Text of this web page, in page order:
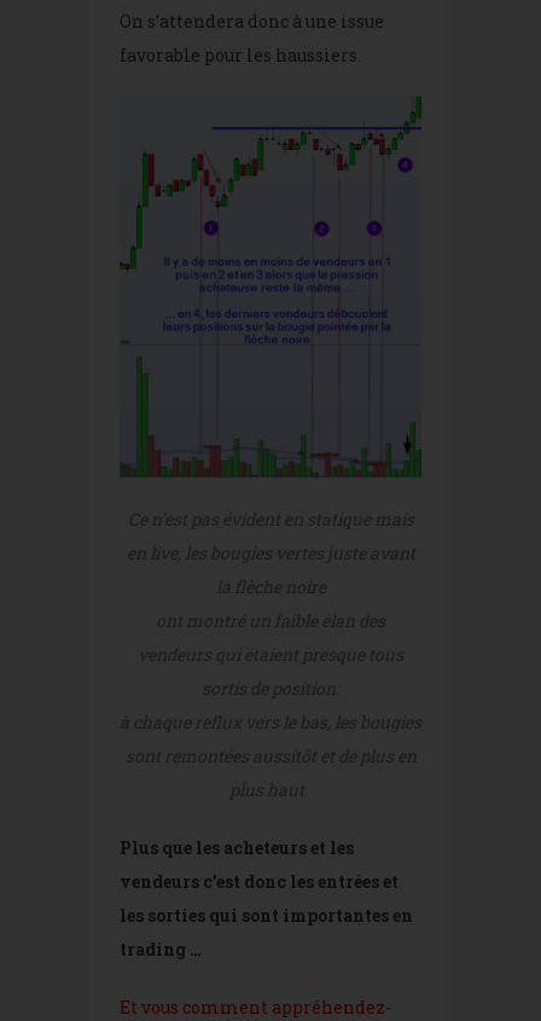
On s’attendera donc à une issue
favorable pour les haussiers.
Ce n’est pas évident en statique mais
en live, les bougies vertes juste avant
la flèche noire
ont montré un faible élan des
vendeurs qui étaient presque tous
sortis de position:
à chaque reflux vers le bas, les bougies
sont remontées aussitôt et de plus en
plus haut.
Plus que les acheteurs et les
vendeurs c’est donc les entrées et
les sorties qui sont importantes en
trading …
Et vous comment appréhendez-